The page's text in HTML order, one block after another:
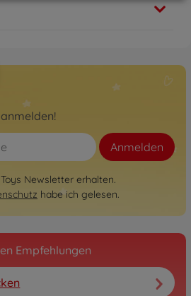
Anmelden
Newsletter erhalten.
habe ich gelesen.
Empfehlungen